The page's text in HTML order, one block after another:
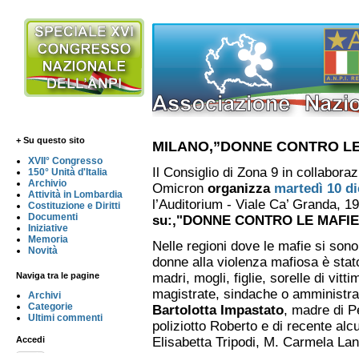
+ Su questo sito
XVII° Congresso
150° Unità d'Italia
Archivio
Attività in Lombardia
Costituzione e Diritti
Documenti
Iniziative
Memoria
Novità
Naviga tra le pagine
Archivi
Categorie
Ultimi commenti
Accedi
MILANO,”DONNE CONTRO
Il Consiglio di Zona 9 in
Omicron organizza martedì 10
l’Auditorium - Viale Ca’ Granda,
su:,"DONNE CONTRO LE
Nelle regioni dove le mafie si
donne alla violenza mafiosa è
madri, mogli, figlie, sorelle di
magistrate, sindache o
Bartolotta Impastato, madre di
poliziotto Roberto e di recente
Elisabetta Tripodi, M. Carmela